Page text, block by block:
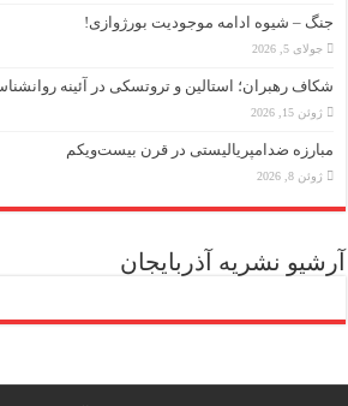
جنگ – شیوه ادامه موجودیت بورژوازی!
جولای 5, 2026
شکاف رهبران؛ استالین و تروتسکی در آئینه
ژوئن 15, 2026
مبارزه ضد‌امپریالیستی در قرن بیست‌ویکم
ژوئن 8, 2026
آرشیو نشریه آذربایجان